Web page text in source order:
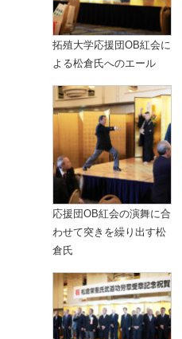
拓殖大学応援団OB紅会に
よる松倉氏へのエール
応援団OB紅会の演舞に合
わせて突きを繰り出す松
倉氏